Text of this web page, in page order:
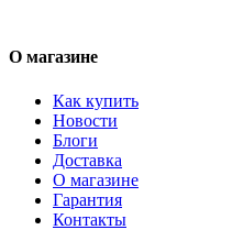
О магазине
Как купить
Новости
Блоги
Доставка
О магазине
Гарантия
Контакты